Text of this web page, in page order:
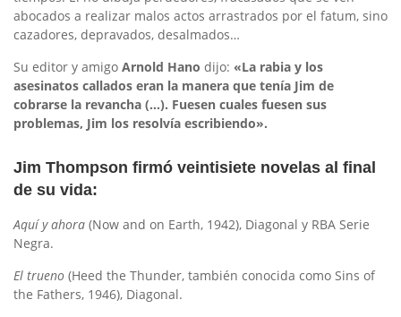
abocados a realizar malos actos arrastrados por el fatum, sino
cazadores, depravados, desalmados…
Su editor y amigo Arnold Hano dijo: «La rabia y los
asesinatos callados eran la manera que tenía Jim de
cobrarse la revancha (…). Fuesen cuales fuesen sus
problemas, Jim los resolvía escribiendo».
Jim Thompson firmó veintisiete novelas al final
de su vida:
Aquí y ahora (Now and on Earth, 1942), Diagonal y RBA Serie
Negra.
El trueno (Heed the Thunder, también conocida como Sins of
the Fathers, 1946), Diagonal.